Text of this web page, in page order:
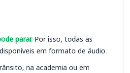
parar. Por isso, todas as
em formato de áudio.
na academia ou em